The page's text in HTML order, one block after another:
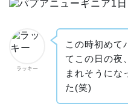
ラッキー
この時初めて
てこの日の夜
まれそうにな
た(笑)